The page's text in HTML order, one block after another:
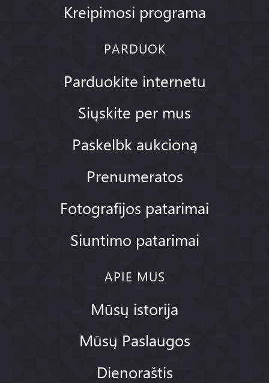
Kreipimosi programa
PARDUOK
Parduokite internetu
Siųskite per mus
Paskelbk aukcioną
Prenumeratos
Fotografijos patarimai
Siuntimo patarimai
APIE MUS
Mūsų istorija
Mūsų Paslaugos
Dienoraštis